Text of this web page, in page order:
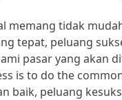
memang tidak
tepat, peluang
pasar yang akan
is to do the
baik, peluang